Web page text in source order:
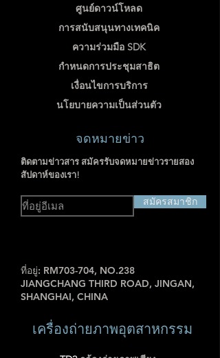
ศูนย์ดาวน์โหลด
การสนับสนุนทางเทคนิค
ความร่วมมือ SDK
กำหนดการประชุมสาธิต
เงื่อนไขการบริการ
นโยบายความเป็นส่วนตัว
จดหมายข่าว
ติดตามข่าวสาร สมัครรับจดหมายข่าวรายสอง
สัปดาห์ของเรา!
สมัครสมาชิก
ที่อยู่: RM703-704, NO.238
JIANGCHANG THIRD ROAD, JINGAN,
SHANGHAI, CHINA
เครื่องถ่ายภาพอุตสาหกรรม